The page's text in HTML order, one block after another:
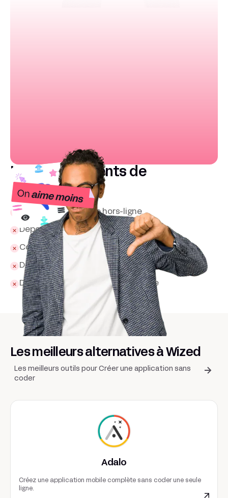
Les inconvénients de
Wized
Pas encore de mode hors-ligne
Dépend entièrement de Webflow
Courbe d’apprentissage moyenne
Debug des requêtes parfois complexe
Documentation encore incomplète
Les meilleurs alternatives à Wized
Les meilleurs outils pour Créer une application sans
coder
Adalo
Créez une application mobile complète sans coder une seule
ligne.